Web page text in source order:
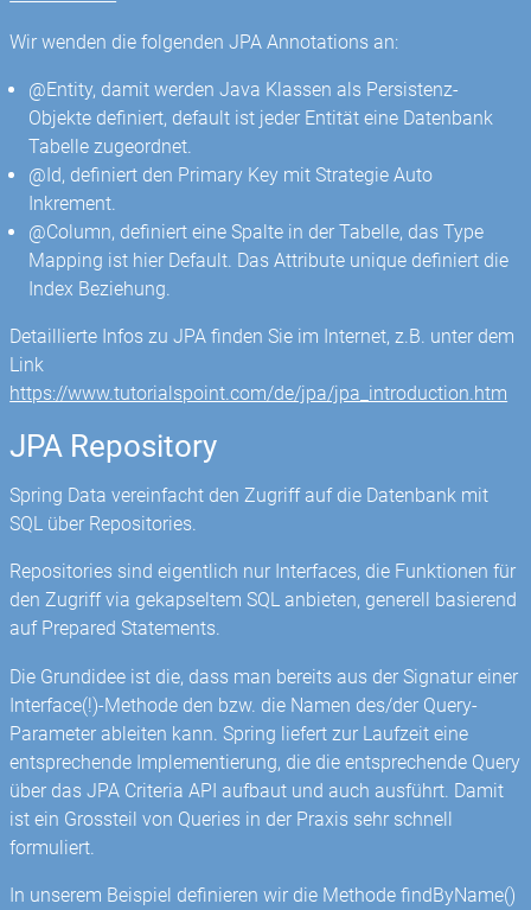
Wir wenden die folgenden JPA Annotations an:
@Entity, damit werden Java Klassen als Persistenz-
Objekte definiert, default ist jeder Entität eine Datenbank
Tabelle zugeordnet.
@Id, definiert den Primary Key mit Strategie Auto
Inkrement.
@Column, definiert eine Spalte in der Tabelle, das Type
Mapping ist hier Default. Das Attribute unique definiert die
Index Beziehung.
Detaillierte Infos zu JPA finden Sie im Internet, z.B. unter dem
Link
https://www.tutorialspoint.com/de/jpa/jpa_introduction.htm
JPA Repository
Spring Data vereinfacht den Zugriff auf die Datenbank mit
SQL über Repositories.
Repositories sind eigentlich nur Interfaces, die Funktionen für
den Zugriff via gekapseltem SQL anbieten, generell basierend
auf Prepared Statements.
Die Grundidee ist die, dass man bereits aus der Signatur einer
Interface(!)-Methode den bzw. die Namen des/der Query-
Parameter ableiten kann. Spring liefert zur Laufzeit eine
entsprechende Implementierung, die die entsprechende Query
über das JPA Criteria API aufbaut und auch ausführt. Damit
ist ein Grossteil von Queries in der Praxis sehr schnell
formuliert.
In unserem Beispiel definieren wir die Methode findByName()